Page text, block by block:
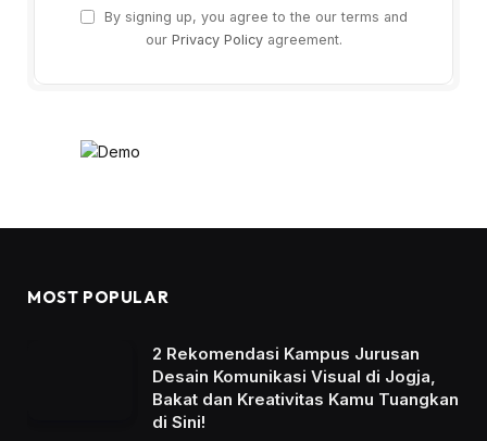
By signing up, you agree to the our terms and
our Privacy Policyagreement.
MOST POPULAR
2 Rekomendasi Kampus Jurusan
Desain Komunikasi Visual di Jogja,
Bakat dan Kreativitas Kamu Tuangkan
di Sini!